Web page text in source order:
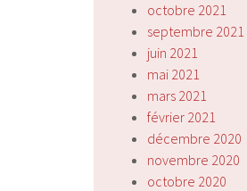
octobre 2021
septembre 2021
juin 2021
mai 2021
mars 2021
février 2021
décembre 2020
novembre 2020
octobre 2020